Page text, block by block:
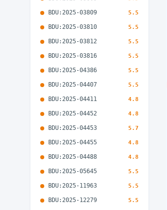
BDU:2025-03809 5.5
BDU:2025-03810 5.5
BDU:2025-03812 5.5
BDU:2025-03816 5.5
BDU:2025-04386 5.5
BDU:2025-04407 5.5
BDU:2025-04411 4.8
BDU:2025-04452 4.8
BDU:2025-04453 5.7
BDU:2025-04455 4.8
BDU:2025-04488 4.8
BDU:2025-05645 5.5
BDU:2025-11963 5.5
BDU:2025-12279 5.5